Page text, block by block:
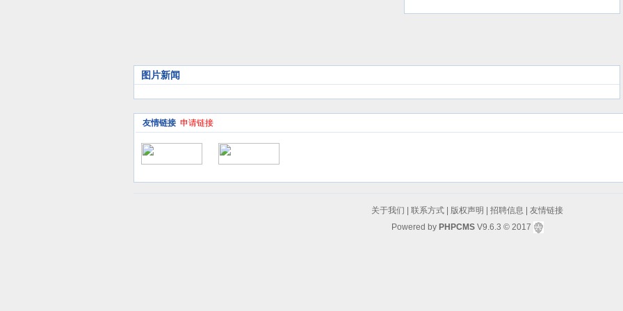
图片新闻
友情链接 申请链接
关于我们 联系方式 版权声明 招聘信息
友情链接
Powered by PHPCMS V9.6.3 © 2017